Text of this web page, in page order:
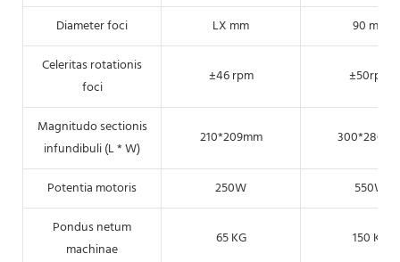
Diameter foci LX mm
90 mm
Celeritas rotationis
foci
±46 rpm ±50rpm
Magnitudo sectionis
infundibuli (L * W)
210*209mm
Potentia motoris 250W
550W
Pondus netum
machinae
65 KG 150 KG